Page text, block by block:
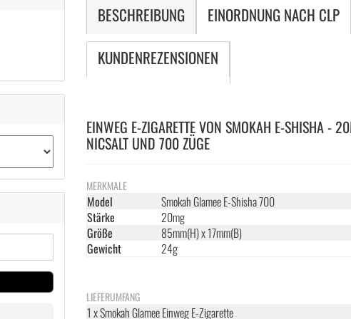
BESCHREIBUNG
EINORDNUNG NACH CLP
KUNDENREZENSIONEN
EINWEG E-ZIGARETTE VON SMOKAH E-SHISHA -
NICSALT UND 700 ZÜGE
MERKMALE
Model
Smokah Glamee E-Shisha 700
Stärke
20mg
Größe
85mm(H) x 17mm(B)
Gewicht
24g
LIEFERUMFANG
1 x Smokah Glamee Einweg E-Zigarette